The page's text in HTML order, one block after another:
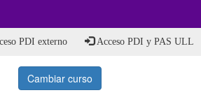
PDI externo Acceso PDI y PAS ULL
Cambiar curso